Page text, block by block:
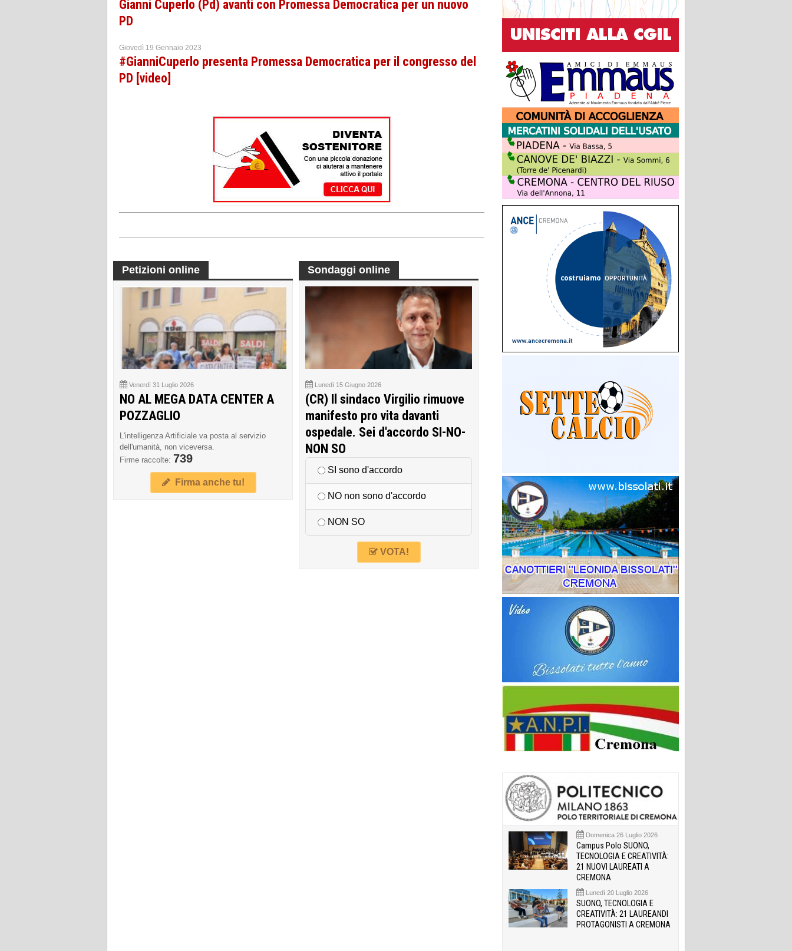
Gianni Cuperlo (Pd) avanti con Promessa Democratica per un nuovo
PD
Giovedì 19 Gennaio 2023
#GianniCuperlo presenta Promessa Democratica per il congresso del
PD [video]
Petizioni online
Venerdì 31 Luglio 2026
NO AL MEGA DATA CENTER A
POZZAGLIO
L'intelligenza Artificiale va posta al servizio
dell'umanità, non viceversa.
Firme raccolte: 739
Firma anche tu!
Sondaggi online
Lunedì 15 Giugno 2026
(CR) Il sindaco Virgilio rimuove
manifesto pro vita davanti
ospedale. Sei d'accordo SI-NO-
NON SO
SI sono d'accordo
NO non sono d'accordo
NON SO
VOTA!
Domenica 26 Luglio 2026
Campus Polo SUONO,
TECNOLOGIA E CREATIVITÀ:
21 NUOVI LAUREATI A
CREMONA
Lunedì 20 Luglio 2026
SUONO, TECNOLOGIA E
CREATIVITÀ: 21 LAUREANDI
PROTAGONISTI A CREMONA